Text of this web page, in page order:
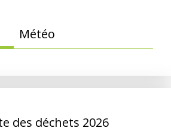
Météo
des déchets 2026